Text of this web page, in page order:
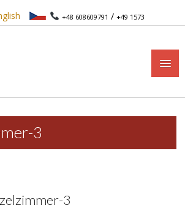
+48 608609791 / +49 1573
POKOJOWE
3
3